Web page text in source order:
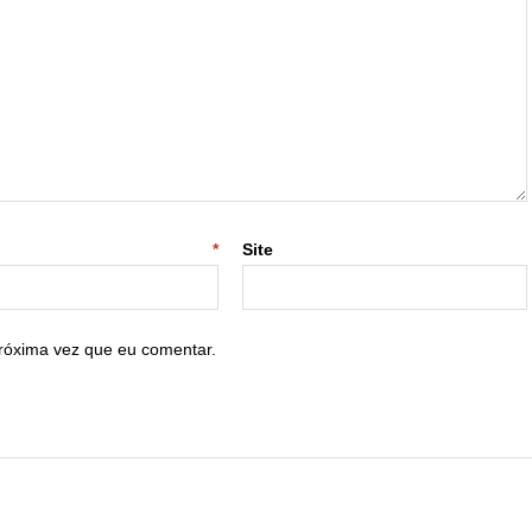
* Site
vez que eu comentar.